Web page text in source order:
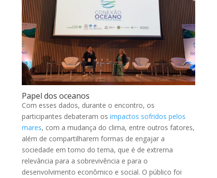
Papel dos oceanos
Com esses dados, durante o encontro, os
participantes debateram os impactos sofridos pelos
mares, com a mudança do clima, entre outros fatores,
além de compartilharem formas de engajar a
sociedade em torno do tema, que é de extrema
relevância para a sobrevivência e para o
desenvolvimento econômico e social. O público foi